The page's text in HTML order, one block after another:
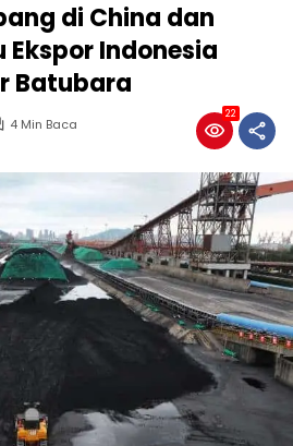
di China dan
Ekspor Indonesia
Batubara
4 Min Baca
22